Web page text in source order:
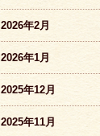
2026年2月
2026年1月
2025年12月
2025年11月